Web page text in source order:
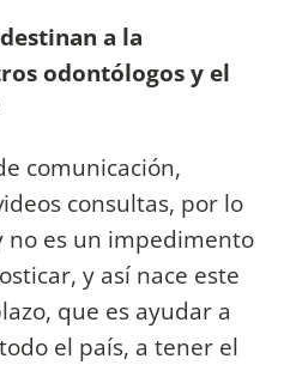
a la
odontólogos y el
comunicación,
consultas, por lo
no es un impedimento
y así nace este
que es ayudar a
el país, a tener el